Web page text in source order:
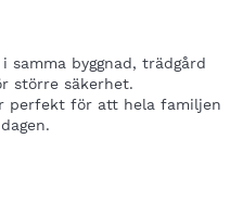
byggnad, trädgård
större säkerhet.
perfekt för att hela familjen